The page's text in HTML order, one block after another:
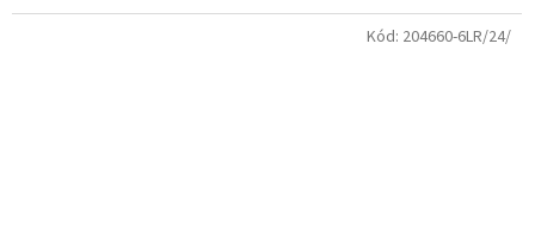
Kód: 204660-6LR/24/